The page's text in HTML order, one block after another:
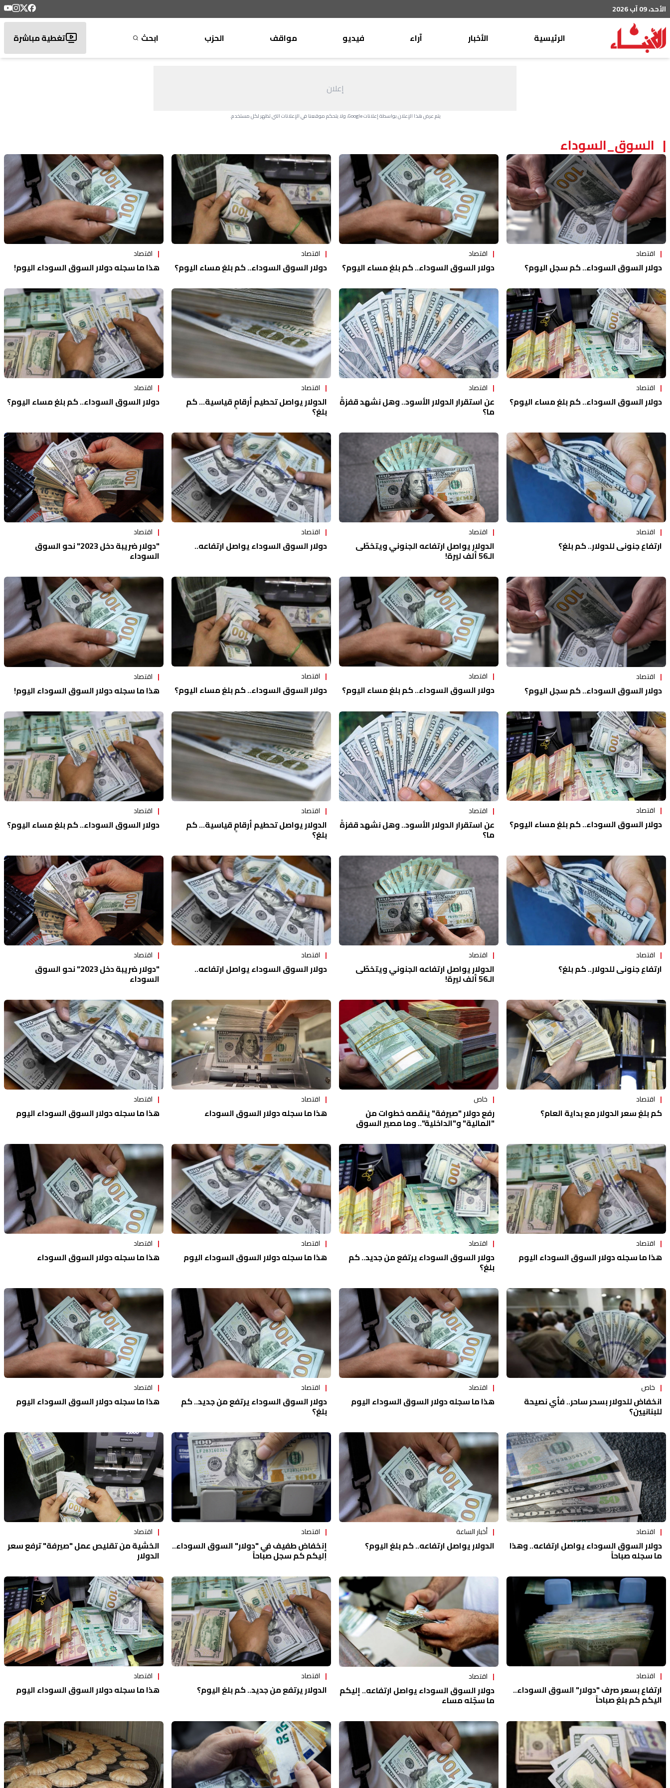
الأحد، 09 آب 2026
الرئيسية
الأخبار
من لبنان
ثقافة ومجتمع
منوعات
آراء
منبر
صحافة
أجنبية
بريد
القرّاء
فيديو مواقف الحزب ابحث تغطية مباشرة
إعلان
يتم عرض هذا الإعلان بواسطة إعلانات Google، ولا يتحكم موقعنا في الإعلانات التي تظهر لكل مستخدم.
السوق_السوداء
اقتصاد
دولار السوق السوداء.. كم سجل اليوم؟
اقتصاد
دولار السوق السوداء.. كم بلغ مساء اليوم؟
اقتصاد
دولار السوق السوداء.. كم بلغ مساء اليوم؟
اقتصاد
هذا ما سجله دولار السوق السوداء اليوم!
اقتصاد
دولار السوق السوداء.. كم بلغ مساء اليوم؟
اقتصاد
عن استقرار الدولار الأسود.. وهل نشهد قفزةً
ما؟
اقتصاد
الدولار يواصل تحطيم أرقامٍ قياسية... كم
بلغ؟
اقتصاد
دولار السوق السوداء.. كم بلغ مساء اليوم؟
اقتصاد
ارتفاع جنوني للدولار.. كم بلغ؟
اقتصاد
الدولار يواصل ارتفاعه الجنوني ويتخطّى
الـ56 ألف ليرة!
اقتصاد
دولار السوق السوداء يواصل ارتفاعه..
اقتصاد
"دولار ضريبة دخل 2023" نحو السوق
السوداء
اقتصاد
دولار السوق السوداء.. كم سجل اليوم؟
اقتصاد
دولار السوق السوداء.. كم بلغ مساء اليوم؟
اقتصاد
دولار السوق السوداء.. كم بلغ مساء اليوم؟
اقتصاد
هذا ما سجله دولار السوق السوداء اليوم!
اقتصاد
دولار السوق السوداء.. كم بلغ مساء اليوم؟
اقتصاد
عن استقرار الدولار الأسود.. وهل نشهد قفزةً
ما؟
اقتصاد
الدولار يواصل تحطيم أرقامٍ قياسية... كم
بلغ؟
اقتصاد
دولار السوق السوداء.. كم بلغ مساء اليوم؟
اقتصاد
ارتفاع جنوني للدولار.. كم بلغ؟
اقتصاد
الدولار يواصل ارتفاعه الجنوني ويتخطّى
الـ56 ألف ليرة!
اقتصاد
دولار السوق السوداء يواصل ارتفاعه..
اقتصاد
"دولار ضريبة دخل 2023" نحو السوق
السوداء
اقتصاد
كم بلغ سعر الدولار مع بداية العام؟
خاص
رفع دولار "صيرفة" ينقصه خطوات من
"المالية" و"الداخلية".. وما مصير السوق
اقتصاد
هذا ما سجله دولار السوق السوداء
اقتصاد
هذا ما سجله دولار السوق السوداء اليوم
اقتصاد
هذا ما سجله دولار السوق السوداء اليوم
اقتصاد
دولار السوق السوداء يرتفع من جديد.. كم
بلغ؟
اقتصاد
هذا ما سجله دولار السوق السوداء اليوم
اقتصاد
هذا ما سجله دولار السوق السوداء
خاص
انخفاض للدولار بسحر ساحر.. فأي نصيحة
للبنانيين؟
اقتصاد
هذا ما سجله دولار السوق السوداء اليوم
اقتصاد
دولار السوق السوداء يرتفع من جديد.. كم
بلغ؟
اقتصاد
هذا ما سجله دولار السوق السوداء اليوم
اقتصاد
دولار السوق السوداء يواصل ارتفاعه.. وهذا
ما سجله صباحاً
أخبار الساعة
الدولار يواصل ارتفاعه.. كم بلغ اليوم؟
اقتصاد
إنخفاض طفيف في "دولار" السوق السوداء..
إليكم كم سجل صباحاً
اقتصاد
الخشية من تقليص عمل "صيرفة" ترفع سعر
الدولار
اقتصاد
ارتفاع بسعر صرف "دولار" السوق السوداء..
اليكم كم بلغ صباحاً
اقتصاد
دولار السوق السوداء يواصل ارتفاعه.. إليكم
ما سجّله مساء
اقتصاد
الدولار يرتفع من جديد.. كم بلغ اليوم؟
اقتصاد
هذا ما سجله دولار السوق السوداء اليوم